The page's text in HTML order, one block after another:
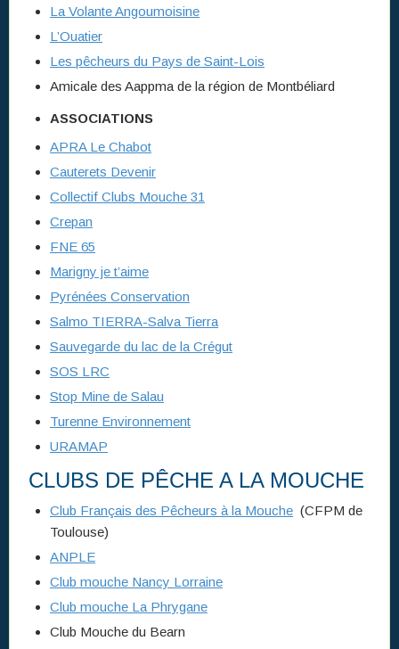
La Volante Angoumoisine
L’Ouatier
Les pêcheurs du Pays de Saint-Lois
Amicale des Aappma de la région de Montbéliard
ASSOCIATIONS
APRA Le Chabot
Cauterets Devenir
Collectif Clubs Mouche 31
Crepan
FNE 65
Marigny je t’aime
Pyrénées Conservation
Salmo TIERRA-Salva Tierra
Sauvegarde du lac de la Crégut
SOS LRC
Stop Mine de Salau
Turenne Environnement
URAMAP
CLUBS DE PÊCHE A LA MOUCHE
Club Français des Pêcheurs à la Mouche (CFPM de
Toulouse)
ANPLE
Club mouche Nancy Lorraine
Club mouche La Phrygane
Club Mouche du Bearn